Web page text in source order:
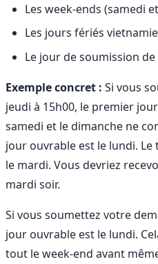
Les week-ends (samedi
Les jours fériés
Le jour de soumission
Exemple concret : Si vous
jeudi à 15h00, le premier
samedi et le dimanche ne
jour ouvrable est le lundi.
le mardi. Vous devriez
mardi soir.
Si vous soumettez votre
jour ouvrable est le lundi.
tout le week-end avant